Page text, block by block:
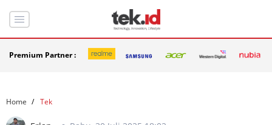
Premium Partner :
Home Tek